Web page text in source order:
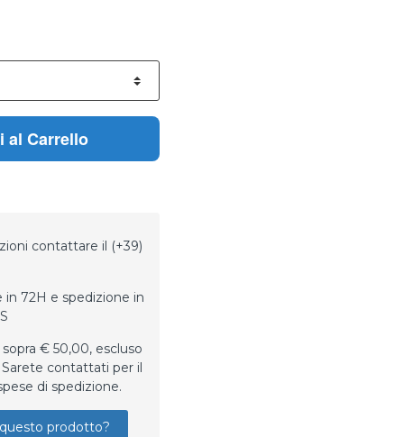
Carrello
contattare il (+39)
72H e spedizione in
€ 50,00, escluso
contattati per il
di spedizione.
prodotto?